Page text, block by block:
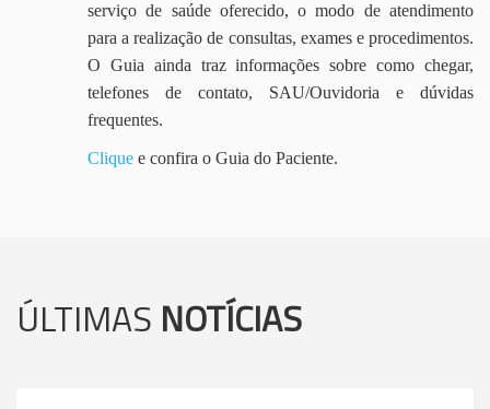
serviço de saúde oferecido, o modo de atendimento
para a realização de consultas, exames e procedimentos.
O Guia ainda traz informações sobre como chegar,
telefones de contato, SAU/Ouvidoria e dúvidas
frequentes.
Clique e confira o Guia do Paciente.
ÚLTIMAS NOTÍCIAS